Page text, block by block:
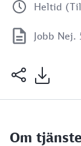
Heltid
Jobb Nej.
Om